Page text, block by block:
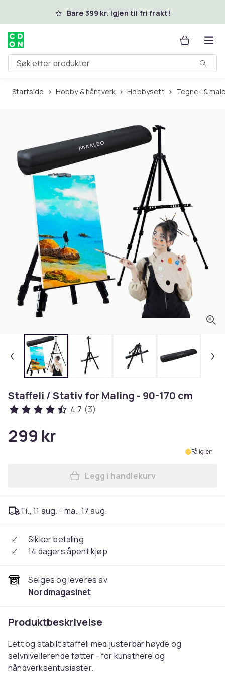
Hopp til hovedinnholdBare 399 kr. igjen til fri frakt!
Søk etter produkter
Startside Hobby & håntverk Hobbysett Tegne- &
Staffeli / Stativ for Maling - 90-170 cm
4,7 (3)
299 kr
Få igjen
Legg Staffeli / Stativ for
Legg i handlekurv
Ti., 11 aug. - ma., 17 aug.
Sikker betaling
14 dagers åpent kjøp
Selges og leveres av
Nordmagasinet
Produktbeskrivelse
Lett og stabilt staffeli med justerbar høyde og
selvnivellerende føtter - for kunstnere og
håndverksentusiaster.